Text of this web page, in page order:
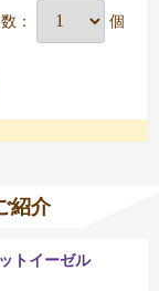
： 個
紹介
トイーゼル